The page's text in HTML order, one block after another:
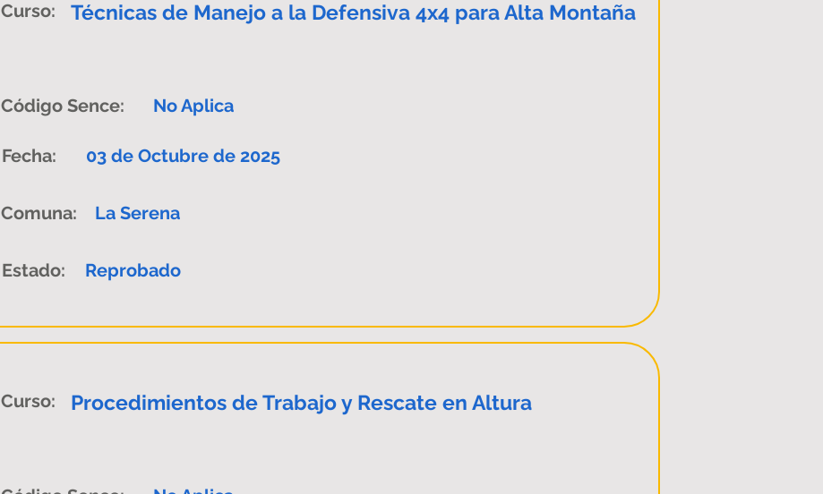
Curso: Técnicas de Manejo a la Defensiva 4x4 para Alta Montaña
Código Sence: No Aplica
Fecha: 03 de Octubre de 2025
Comuna: La Serena
Estado: Reprobado
Curso: Procedimientos de Trabajo y Rescate en Altura